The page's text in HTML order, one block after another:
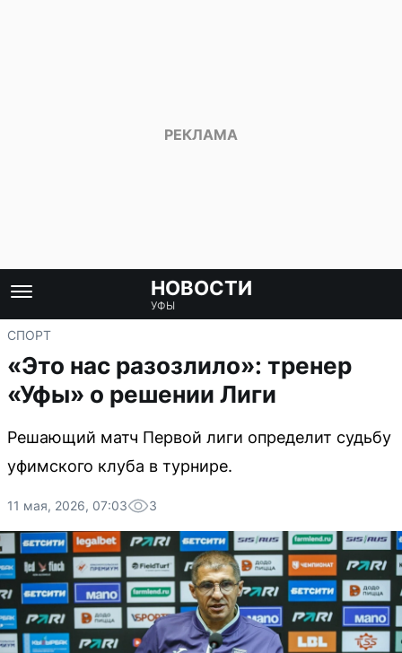
НОВОСТИ
УФЫ
СПОРТ
«Это нас разозлило»: тренер
«Уфы» о решении Лиги
Решающий матч Первой лиги определит судьбу
уфимского клуба в турнире.
11 мая, 2026, 07:03 3